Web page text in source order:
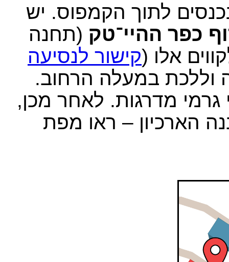
האוטובוס 7, 68, 100 ו-568 נכנסים לתוך הקמפוס. יש
כפר ההיי־טק (תחנה
אלו (קישור לנסיעה
וללכת במעלה הרחוב.
מדרגות. לאחר מכן,
הארכיון – ראו מפת